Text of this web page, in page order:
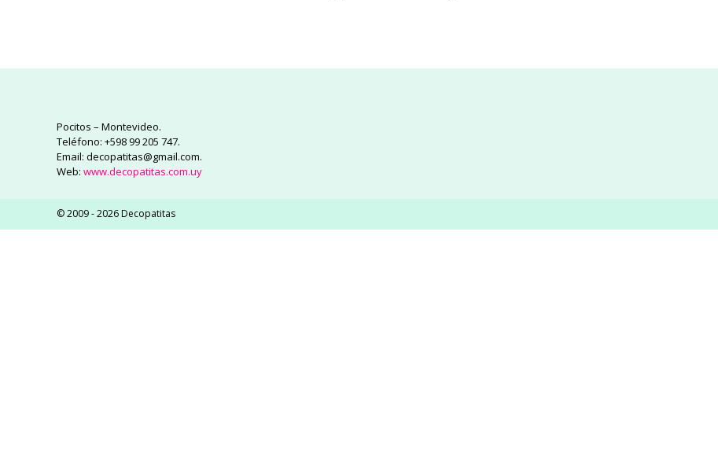
Pocitos – Montevideo.
Teléfono: +598 99 205 747.
Email: decopatitas@gmail.com.
Web: www.decopatitas.com.uy
© 2009 - 2026 Decopatitas